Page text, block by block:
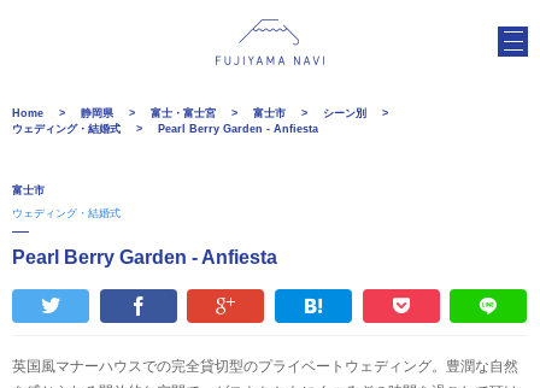
Home 静岡県 富士・富士宮 富士市
シーン別
ウェディング・結婚式
Pearl Berry Garden - Anfiesta
富士市
ウェディング・結婚式
Pearl Berry Garden - Anfiesta
英国風マナーハウスでの完全貸切型のプライベートウェディング。豊潤な自然